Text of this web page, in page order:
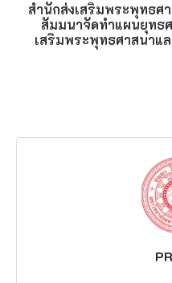
สำนักส่งเสริมพระพุทธศ
สัมมนาจัดทำแผนยุทธ
เสริมพระพุทธศาสนาแ